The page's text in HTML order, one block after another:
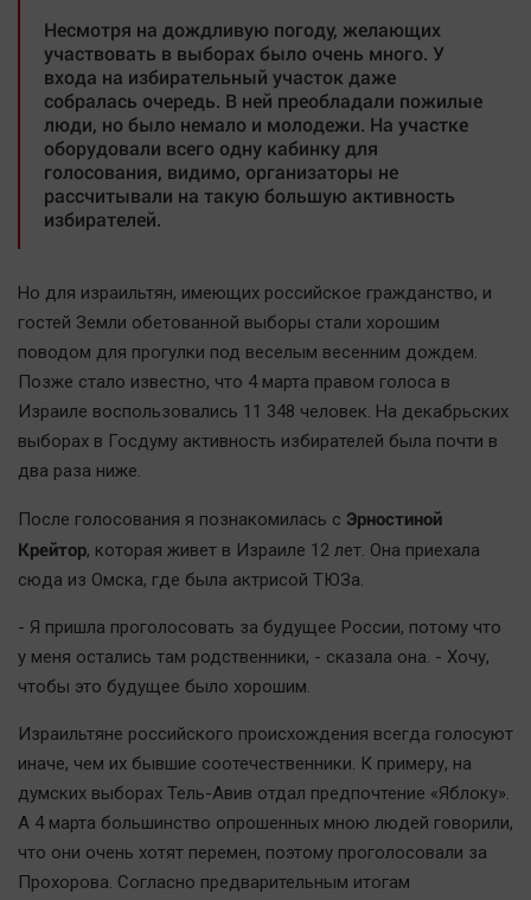
Несмотря на дождливую погоду, желающих
участвовать в выборах было очень много. У
входа на избирательный участок даже
собралась очередь. В ней преобладали пожилые
люди, но было немало и молодежи. На участке
оборудовали всего одну кабинку для
голосования, видимо, организаторы не
рассчитывали на такую большую активность
избирателей.
Но для израильтян, имеющих российское гражданство, и
гостей Земли обетованной выборы стали хорошим
поводом для прогулки под веселым весенним дождем.
Позже стало известно, что 4 марта правом голоса в
Израиле воспользовались 11 348 человек. На декабрьских
выборах в Госдуму активность избирателей была почти в
два раза ниже.
После голосования я познакомилась с Эрностиной
Крейтор, которая живет в Израиле 12 лет. Она приехала
сюда из Омска, где была актрисой ТЮЗа.
- Я пришла проголосовать за будущее России, потому что
у меня остались там родственники, - сказала она. - Хочу,
чтобы это будущее было хорошим.
Израильтяне российского происхождения всегда голосуют
иначе, чем их бывшие соотечественники. К примеру, на
думских выборах Тель-Авив отдал предпочтение «Яблоку».
А 4 марта большинство опрошенных мною людей говорили,
что они очень хотят перемен, поэтому проголосовали за
Прохорова. Согласно предварительным итогам